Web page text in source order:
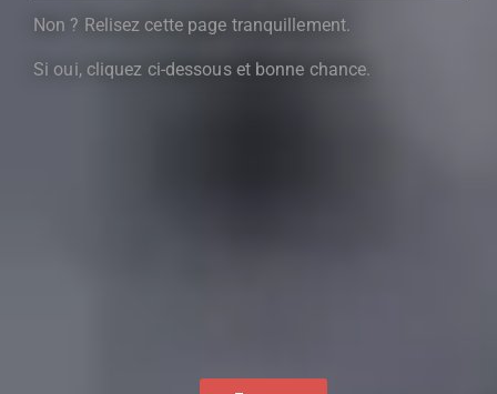
Non ? Relisez cette page tranquillement.
Si oui, cliquez ci-dessous et bonne chance.